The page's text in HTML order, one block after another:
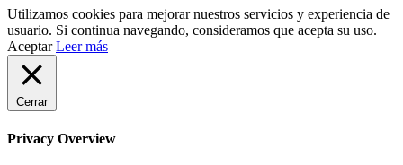
Utilizamos cookies para mejorar nuestros servicios y experiencia de
usuario. Si continua navegando, consideramos que acepta su uso.
Aceptar Leer más
Cerrar
Privacy Overview